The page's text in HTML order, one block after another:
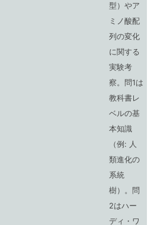
型）やア
ミノ酸配
列の変化
に関する
実験考
察。問1は
教科書レ
ベルの基
本知識
（例: 人
類進化の
系統
樹）。問
2はハー
ディ・ワ